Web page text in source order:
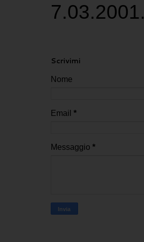
7.03.2001.
Scrivimi
Nome
Email *
Messaggio *